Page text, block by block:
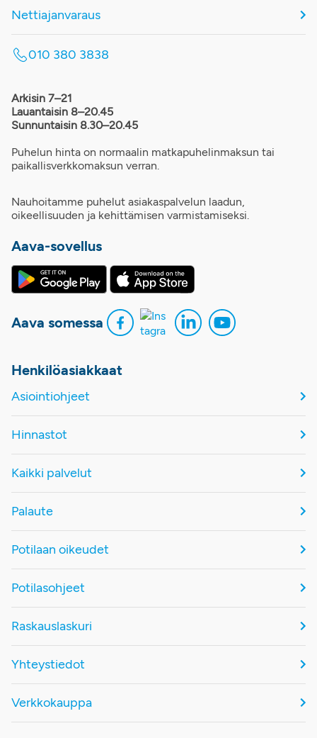
Nettiajanvaraus
010 380 3838
Arkisin 7–21
Lauantaisin 8–20.45
Sunnuntaisin 8.30–20.45
Puhelun hinta on normaalin matkapuhelinmaksun tai
paikallisverkkomaksun verran.
Nauhoitamme puhelut asiakaspalvelun laadun,
oikeellisuuden ja kehittämisen varmistamiseksi.
Aava-sovellus
Aava somessa
Henkilöasiakkaat
Asiointiohjeet
Hinnastot
Kaikki palvelut
Palaute
Potilaan oikeudet
Potilasohjeet
Raskauslaskuri
Yhteystiedot
Verkkokauppa